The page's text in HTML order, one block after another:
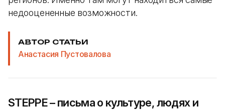
недооцененные возможности.
АВТОР СТАТЬИ
Анастасия Пустовалова
STEPPE – письма о культуре, людях и